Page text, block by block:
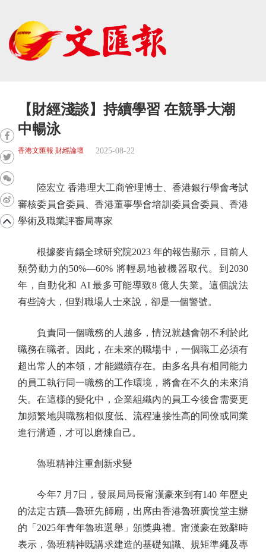
【財經淺談】持續學習 在競爭大潮
中暢泳
香港文匯報 財經論壇 2025-08-22
陸宏立 香港理大工商管理博士、香港銀行學會考試
審核委員會委員、香港董事學會培訓委員會委員、香港
學術及職業評審局專家
根據麥肯錫全球研究院2023 年的報告顯示，目前人
類勞動力的50%—60% 將輕易地被機器取代。到2030
年，自動化和 AI 最多可能導致8 億人失業。這個說法
有些誇大，但對職場人士來說，卻是一個警號。
負責同一個職務的人越多，情況就越會朝不利於此
職務在職者。因此，在未來的職場中，一個職工必須有
超出常人的本領，才能繼續存在。由多名具有相同能力
的員工執行同一職務的工作環境，將會在不久的未來消
失。在這樣的變化中，企業組織內的員工今後會需要更
加頻繁地與職務相似度低、流程連接性高的同僚或同業
進行溝通，才可以磨煉自己。
魯班精神注重創新求變
今年7 月7日，發展局局長甯漢豪來到有140 年歷史
的法定古蹟—魯班先師廟，出席由香港魯班廣悅堂主辦
的「2025年青年魯班選舉」頒獎典禮。甯漢豪在致辭時
表示，魯班精神既講求建造的基礎知識、規矩準繩及專